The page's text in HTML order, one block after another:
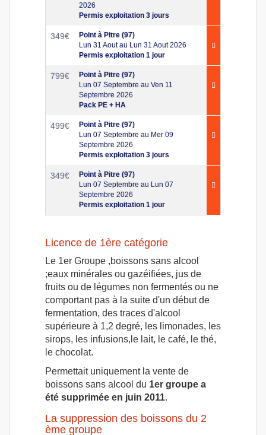
2026
Permis exploitation 3 jours
349€
Point à Pitre (97)
Lun 31 Aout au Lun 31 Aout 2026
Permis exploitation 1 jour
799€
Point à Pitre (97)
Lun 07 Septembre au Ven 11
Septembre 2026
Pack PE + HA
499€
Point à Pitre (97)
Lun 07 Septembre au Mer 09
Septembre 2026
Permis exploitation 3 jours
349€
Point à Pitre (97)
Lun 07 Septembre au Lun 07
Septembre 2026
Permis exploitation 1 jour
Licence de 1ère catégorie
Le 1er Groupe ,boissons sans alcool
;eaux minérales ou gazéifiées, jus de
fruits ou de légumes non fermentés ou ne
comportant pas à la suite d'un début de
fermentation, des traces d'alcool
supérieure à 1,2 degré, les limonades, les
sirops, les infusions,le lait, le café, le thé,
le chocolat.
Permettait uniquement la vente de
boissons sans alcool du 1er groupe a
été supprimée en juin 2011.
La suppression des boissons du 2
ème groupe